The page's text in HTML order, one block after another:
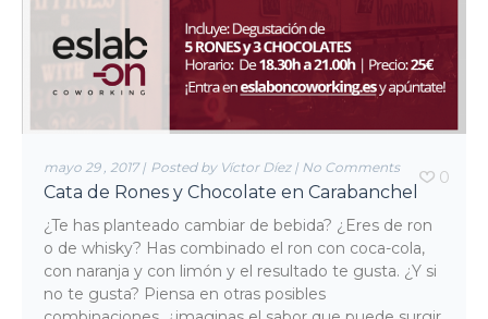
mayo 29 , 2017| Posted by Víctor Díez| No Comments
Cata de Rones y Chocolate en Carabanchel
¿Te has planteado cambiar de bebida? ¿Eres de ron
o de whisky? Has combinado el ron con coca-cola,
con naranja y con limón y el resultado te gusta. ¿Y si
no te gusta? Piensa en otras posibles
0